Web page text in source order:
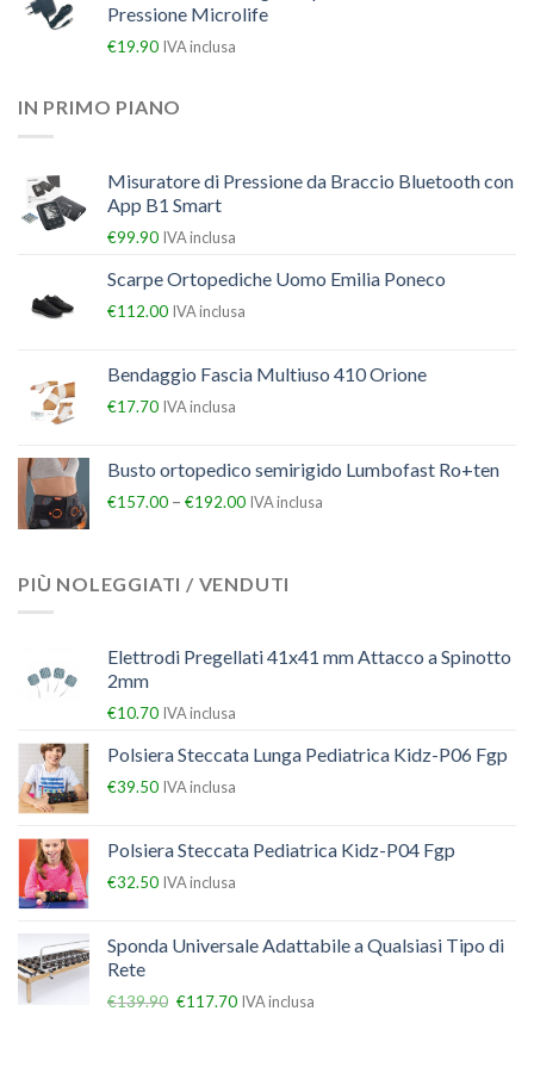
Pressione Microlife
€19.90 IVA inclusa
IN PRIMO PIANO
Misuratore di Pressione da Braccio Bluetooth con
App B1 Smart
€99.90 IVA inclusa
Scarpe Ortopediche Uomo Emilia Poneco
€112.00 IVA inclusa
Bendaggio Fascia Multiuso 410 Orione
€17.70 IVA inclusa
Busto ortopedico semirigido Lumbofast Ro+ten
€157.00 – €192.00 IVA inclusa
PIÙ NOLEGGIATI / VENDUTI
Elettrodi Pregellati 41x41 mm Attacco a Spinotto
2mm
€10.70 IVA inclusa
Polsiera Steccata Lunga Pediatrica Kidz-P06 Fgp
€39.50 IVA inclusa
Polsiera Steccata Pediatrica Kidz-P04 Fgp
€32.50 IVA inclusa
Sponda Universale Adattabile a Qualsiasi Tipo di
Rete
€139.90 €117.70 IVA inclusa